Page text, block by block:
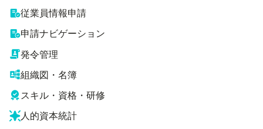
従業員情報申請
申請ナビゲーション
発令管理
組織図・名簿
スキル・資格・研修
人的資本統計